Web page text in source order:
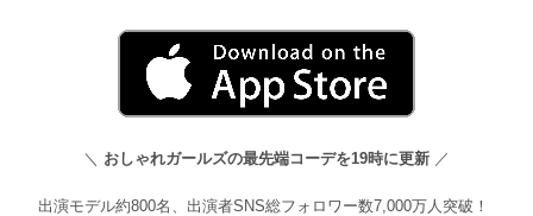
＼ おしゃれガールズの最先端コーデを19時に更新 ／
出演モデル約800名、出演者SNS総フォロワー数7,000万人突破！